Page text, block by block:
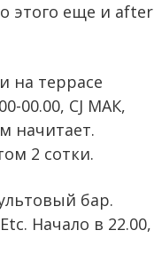
этого еще и after
на террасе
00.00, CJ МАК,
начитает.
2 сотки.
бар.
Начало в 22.00,